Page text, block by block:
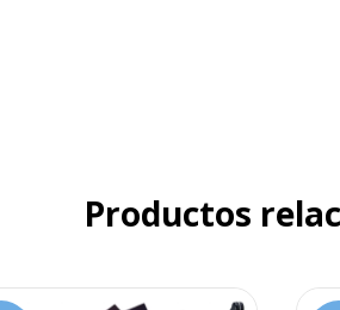
Productos